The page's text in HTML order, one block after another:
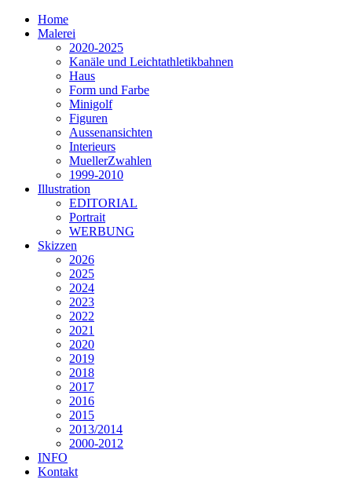
Home
Malerei
2020-2025
Kanäle und Leichtathletikbahnen
Haus
Form und Farbe
Minigolf
Figuren
Aussenansichten
Interieurs
MuellerZwahlen
1999-2010
Illustration
EDITORIAL
Portrait
WERBUNG
Skizzen
2026
2025
2024
2023
2022
2021
2020
2019
2018
2017
2016
2015
2013/2014
2000-2012
INFO
Kontakt